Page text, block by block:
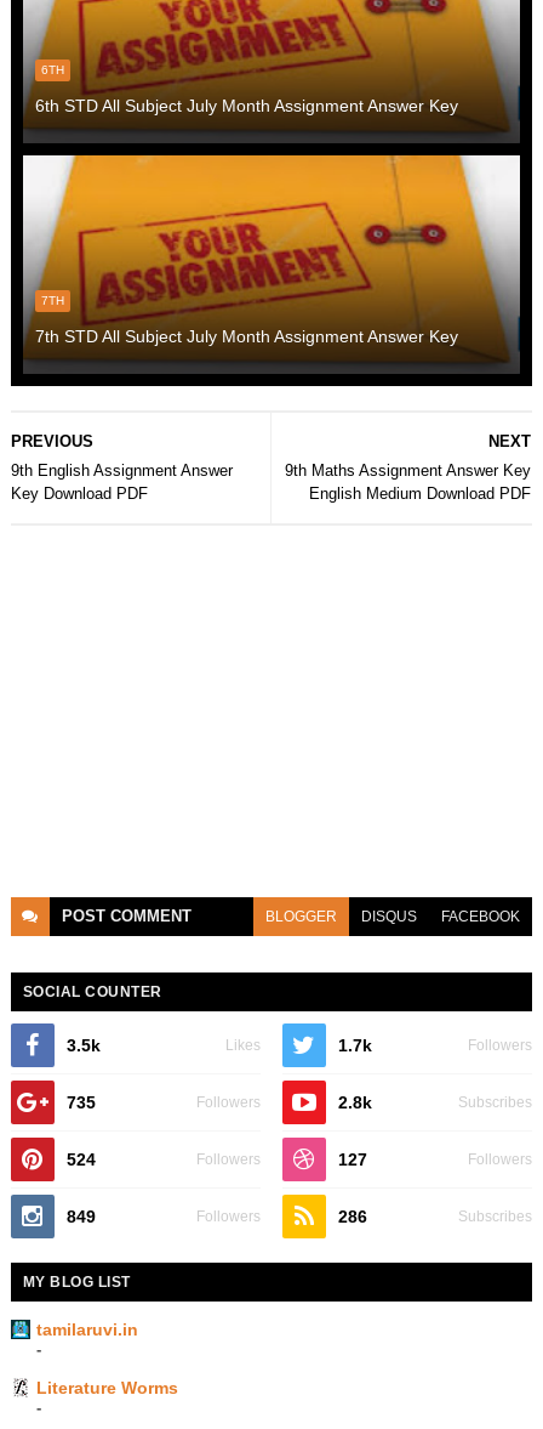
6TH
6th STD All Subject July Month Assignment Answer Key
7TH
7th STD All Subject July Month Assignment Answer Key
NEXT
9th Maths Assignment Answer Key
English Medium Download PDF
PREVIOUS
9th English Assignment Answer
Key Download PDF
POST COMMENT BLOGGER DISQUS FACEBOOK
SOCIAL COUNTER
3.5k Likes 1.7k Followers
735 Followers 2.8k Subscribes
524 Followers 127 Followers
849 Followers 286 Subscribes
MY BLOG LIST
tamilaruvi.in
-
Literature Worms
-